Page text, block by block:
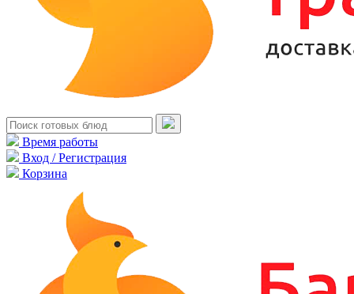
Время работы
Вход / Регистрация
Корзина